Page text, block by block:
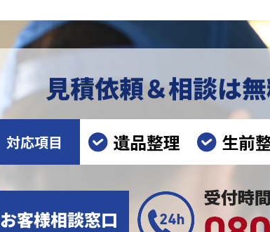
見積依頼＆相談は無
対応項目 遺品整理 生前
お客様相談窓口